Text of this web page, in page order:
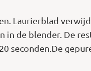
Laurierblad
de blender. De
seconden.De